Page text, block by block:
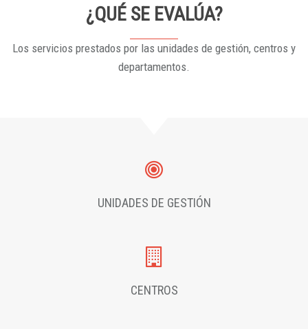
¿QUÉ SE EVALÚA?
Los servicios prestados por las unidades de gestión, centros y
departamentos.
UNIDADES DE GESTIÓN
CENTROS